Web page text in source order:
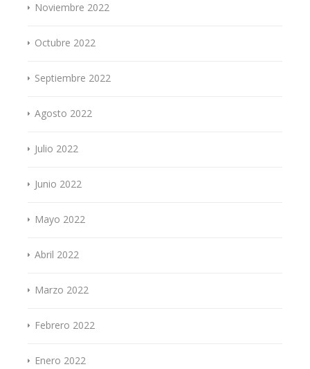
Noviembre 2022
Octubre 2022
Septiembre 2022
Agosto 2022
Julio 2022
Junio 2022
Mayo 2022
Abril 2022
Marzo 2022
Febrero 2022
Enero 2022